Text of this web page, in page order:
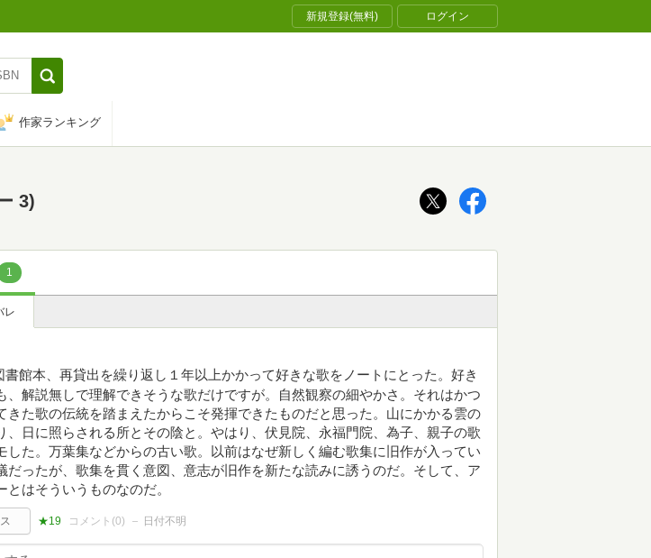
新規登録(無料) ログイン
作家ランキング
3)
1
レ
書館本、再貸出を繰り返し１年以上かかって好きな歌をノートにとった。好き
、解説無しで理解できそうな歌だけですが。自然観察の細やかさ。それはかつ
きた歌の伝統を踏まえたからこそ発揮できたものだと思った。山にかかる雲の
、日に照らされる所とその陰と。やはり、伏見院、永福門院、為子、親子の歌
した。万葉集などからの古い歌。以前はなぜ新しく編む歌集に旧作が入ってい
だったが、歌集を貫く意図、意志が旧作を新たな読みに誘うのだ。そして、ア
とはそういうものなのだ。
★19 コメント(0) 日付不明